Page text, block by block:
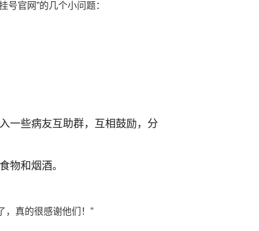
官网”的几个小问题：
一些病友互助群，互相鼓励，分
物和烟酒。
，真的很感谢他们！”